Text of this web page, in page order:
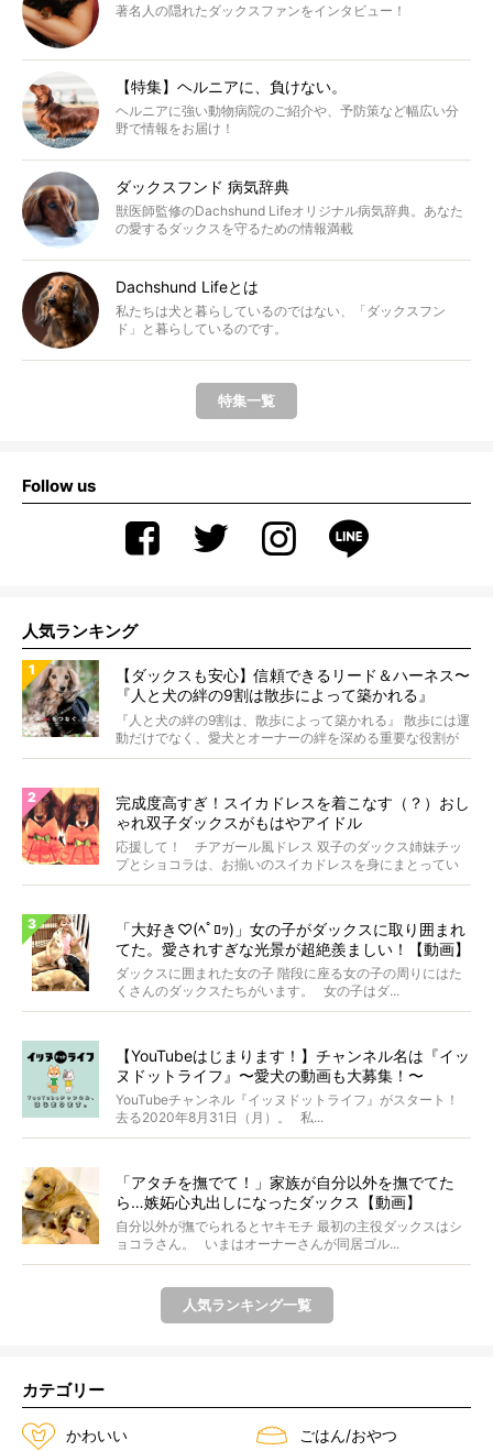
著名人の隠れたダックスファンをインタビュー！
【特集】ヘルニアに、負けない。
ヘルニアに強い動物病院のご紹介や、予防策など幅広い分
野で情報をお届け！
ダックスフンド 病気辞典
獣医師監修のDachshund Lifeオリジナル病気辞典。あなた
の愛するダックスを守るための情報満載
Dachshund Lifeとは
私たちは犬と暮らしているのではない、「ダックスフン
ド」と暮らしているのです。
特集一覧
Follow us
人気ランキング
【ダックスも安心】信頼できるリード＆ハーネス〜
『人と犬の絆の9割は散歩によって築かれる』
WOLFGANG MAN＆BEAST〜
『人と犬の絆の9割は、散歩によって築かれる』 散歩には運
動だけでなく、愛犬とオーナーの絆を深める重要な役割が
あ...
完成度高すぎ！スイカドレスを着こなす（？）おし
ゃれ双子ダックスがもはやアイドル
応援して！ チアガール風ドレス 双子のダックス姉妹チッ
プとショコラは、お揃いのスイカドレスを身にまとってい
ます...
「大好き♡(ﾍﾟﾛｯ)」女の子がダックスに取り囲まれ
てた。愛されすぎな光景が超絶羨ましい！【動画】
ダックスに囲まれた女の子 階段に座る女の子の周りにはた
くさんのダックスたちがいます。 女の子はダ...
【YouTubeはじまります！】チャンネル名は『イッ
ヌドットライフ』〜愛犬の動画も大募集！〜
YouTubeチャンネル『イッヌドットライフ』がスタート！
去る2020年8月31日（月）。 私...
「アタチを撫でて！」家族が自分以外を撫でてた
ら…嫉妬心丸出しになったダックス【動画】
自分以外が撫でられるとヤキモチ 最初の主役ダックスはシ
ョコラさん。 いまはオーナーさんが同居ゴル...
人気ランキング一覧
カテゴリー
かわいい ごはん/おやつ